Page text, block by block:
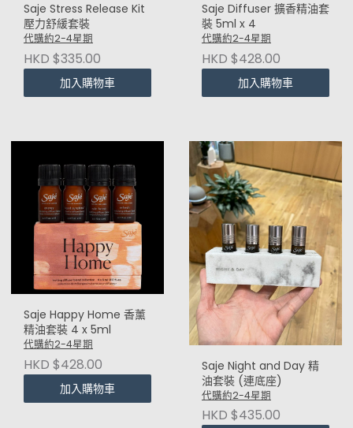
Saje Stress Release Kit
壓力舒緩套裝
代購約2-4星期
HKD $335.00
加入購物車
Saje Diffuser 擴香精油套
裝 5ml x 4
代購約2-4星期
HKD $428.00
加入購物車
Saje Happy Home 香薰
精油套裝 4 x 5ml
代購約2-4星期
HKD $428.00
加入購物車
Saje Night and Day 精
油套裝 (連底座)
代購約2-4星期
HKD $435.00